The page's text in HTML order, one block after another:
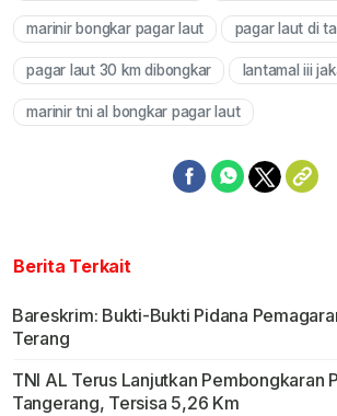
marinir bongkar pagar laut pagar laut di
pagar laut 30 km dibongkar lantamal iii
marinir tni al bongkar pagar laut
Berita Terkait
Bareskrim: Bukti-Bukti Pidana
Terang
TNI AL Terus Lanjutkan Pembongkaran
Tangerang, Tersisa 5,26 Km